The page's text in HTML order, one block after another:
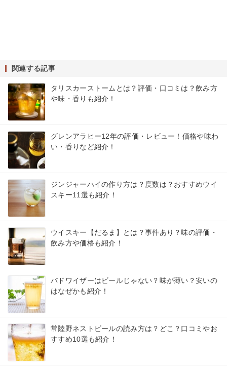
関連する記事
タリスカーストームとは？評価・口コミは？飲み方
や味・香りも紹介！
グレンアラヒー12年の評価・レビュー！価格や味わ
い・香りなど紹介！
ジンジャーハイの作り方は？度数は？おすすめウイ
スキー11選も紹介！
ウイスキー【だるま】とは？事件あり？味の評価・
飲み方や価格も紹介！
バドワイザーはビールじゃない？味が薄い？安いの
はなぜかも紹介！
常陸野ネストビールの読み方は？どこ？口コミやお
すすめ10選も紹介！